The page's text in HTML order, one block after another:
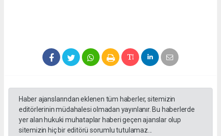
Haber ajanslarından eklenen tüm haberler, sitemizin
editörlerinin müdahalesi olmadan yayınlanır. Bu haberlerde
yer alan hukuki muhataplar haberi geçen ajanslar olup
sitemizin hiç bir editörü sorumlu tutulamaz...